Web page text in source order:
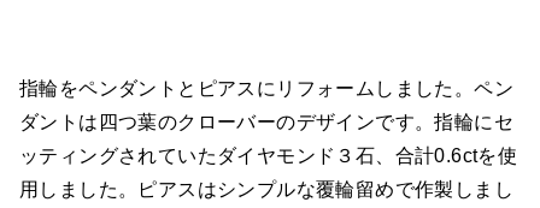
指輪をペンダントとピアスにリフォームしました。ペン
ダントは四つ葉のクローバーのデザインです。指輪にセ
ッティングされていたダイヤモンド３石、合計0.6ctを使
用しました。ピアスはシンプルな覆輪留めで作製しまし